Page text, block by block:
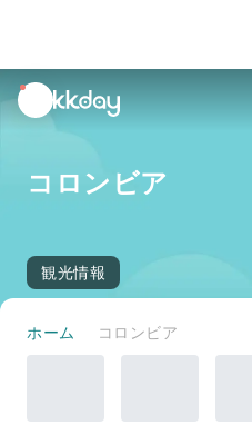
unread
notifications
コロンビア
観光情報
ホーム コロンビア